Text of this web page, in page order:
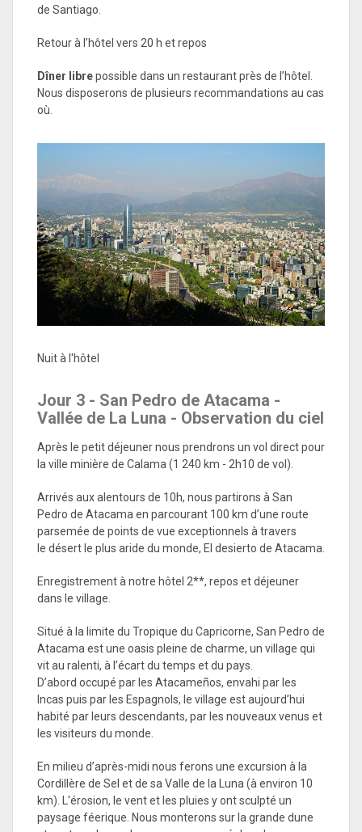
de Santiago.
Retour à l’hôtel vers 20 h et repos
Dîner librepossible dans un restaurant près de l’hôtel.
Nous disposerons de plusieurs recommandations au cas
où.
Nuit à l'hôtel
Jour 3 - San Pedro de Atacama -
Vallée de La Luna - Observation du ciel
Après le petit déjeuner nous prendrons un vol direct pour
la ville minière de Calama (1 240 km - 2h10 de vol).
Arrivés aux alentours de 10h, nous partirons à San
Pedro de Atacama en parcourant 100 km d’une route
parsemée de points de vue exceptionnels à travers
le désert le plus aride du monde, El desierto de Atacama.
Enregistrement à notre hôtel 2**, repos et déjeuner
dans le village.
Situé à la limite du Tropique du Capricorne, San Pedro de
Atacama est une oasis pleine de charme, un village qui
vit au ralenti, à l’écart du temps et du pays.
D’abord occupé par les Atacameños, envahi par les
Incas puis par les Espagnols, le village est aujourd’hui
habité par leurs descendants, par les nouveaux venus et
les visiteurs du monde.
En milieu d’après-midi nous ferons une excursion à la
Cordillère de Sel et de sa Valle de la Luna (à environ 10
km). L'érosion, le vent et les pluies y ont sculpté un
paysage féerique. Nous monterons sur la grande dune